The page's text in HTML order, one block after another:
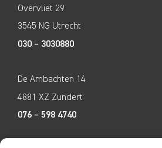
Overvliet 29
3545 NG Utrecht
030 – 3030880
De Ambachten 14
4881 XZ Zundert
076 – 598 4740